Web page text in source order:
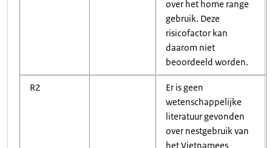
over het home range
gebruik. Deze
risicofactor kan
daarom niet
beoordeeld worden.
R2
Er is geen
wetenschappelijke
literatuur gevonden
over nestgebruik van
het Vietnamees